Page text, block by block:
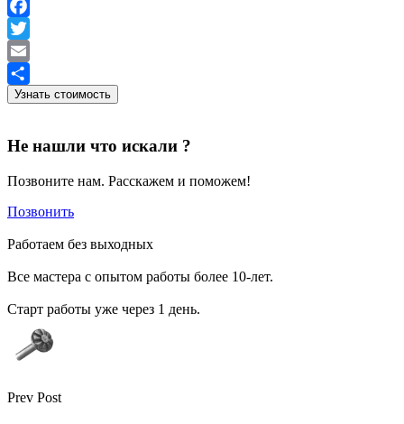
Facebook
Twitter
Email
Отправить
Узнать стоимость
Не нашли что искали ?
Позвоните нам. Расскажем и поможем!
Позвонить
Работаем без выходных
Все мастера с опытом работы более 10-лет.
Старт работы уже через 1 день.
Prev Post